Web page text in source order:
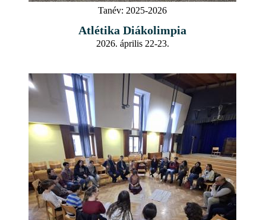
Tanév: 2025-2026
Atlétika Diákolimpia
2026. április 22-23.